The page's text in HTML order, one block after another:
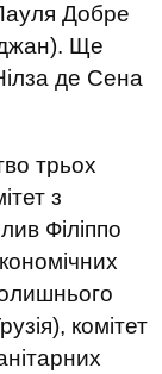
Добре
Ще
де Сена
трьох
з
Філіппо
комітет